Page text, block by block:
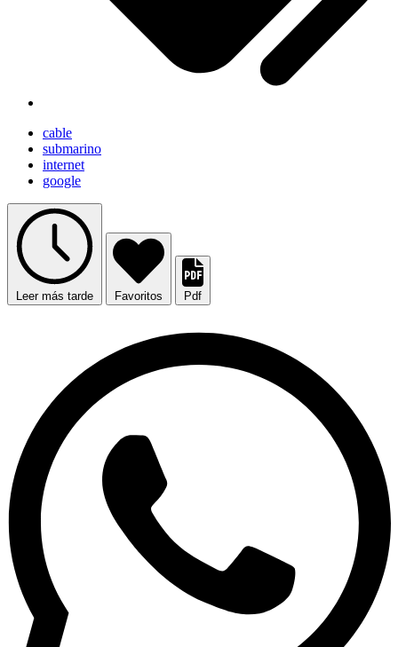
cable
submarino
internet
google
Leer más tarde Favoritos Pdf